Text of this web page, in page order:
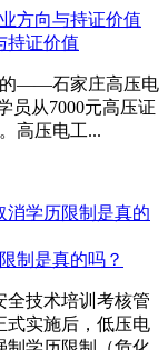
持证价值
的——石家庄高压电
员从7000元高压证
高压电工...
制是真的吗？
全技术培训考核管
式实施后，低压电